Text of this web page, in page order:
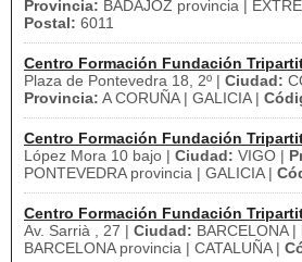
Provincia: BADAJOZ provincia |
Postal: 6011
Centro Formación Fundación
Plaza de Pontevedra 18, 2º | Ciudad:
Provincia: A CORUÑA | GALICIA |
Centro Formación Fundación
López Mora 10 bajo | Ciudad: VIGO |
PONTEVEDRA provincia | GALICIA |
Centro Formación Fundación
Av. Sarrià , 27 | Ciudad: BARCELONA |
BARCELONA provincia | CATALUÑA |